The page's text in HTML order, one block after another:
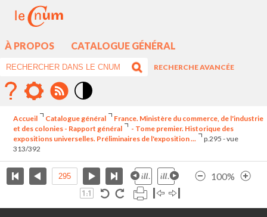
À PROPOS CATALOGUE GÉNÉRAL
RECHERCHE AVANCÉE
élévé
Accueil Catalogue général
France. Ministère du commerce, de l'industrie
et des colonies - Rapport général
- Tome premier. Historique des
expositions universelles. Préliminaires de l'exposition ...
p.295 - vue
313/392
100%